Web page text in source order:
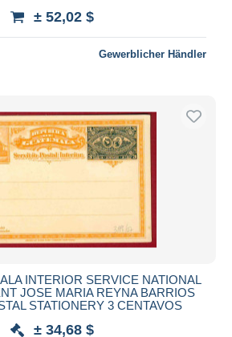
± 52,02 $
Gewerblicher Händler
INTERIOR SERVICE NATIONAL
JOSE MARIA REYNA BARRIOS
STATIONERY 3 CENTAVOS
± 34,68 $